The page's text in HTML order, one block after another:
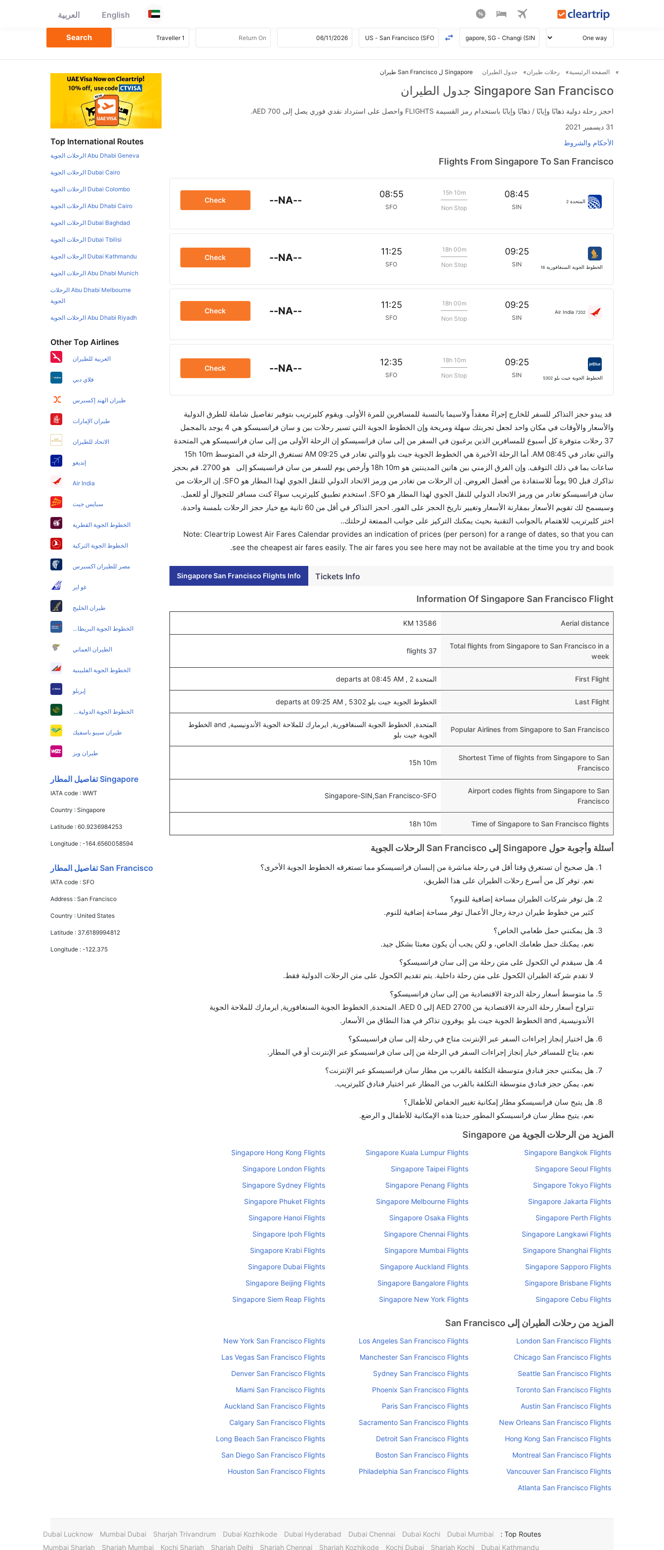
English العربية
الصفحة الرئيسية رحلات طيران جدول الطيران Singapore ل San Francisco طيران
Singapore San Francisco جدول الطيران
احجز رحلة دولية ذهابًا وإيابًا / ذهابًا وإيابًا باستخدام رمز القسيمة FLIGHTS واحصل على استرداد نقدي فوري يصل إلى AED 700.
31 ديسمبر 2021
الأحكام والشروط
Flights From Singapore To San Francisco
المتحدة 2
08:45
SIN
15h 10m
Non Stop
08:55
SFO
--NA--
Check
الخطوط الجوية السنغافورية 16
09:25
SIN
18h 00m
Non Stop
11:25
SFO
--NA--
Check
Air India 7202
09:25
SIN
18h 00m
Non Stop
11:25
SFO
--NA--
Check
الخطوط الجوية جيت بلو 5302
09:25
SIN
18h 10m
Non Stop
12:35
SFO
--NA--
Check
قد يبدو حجز التذاكر للسفر للخارج إجراءً معقداً ولاسيما بالنسبة للمسافرين للمرة الأولى. ويقوم كليرتريب بتوفير تفاصيل شاملة للطرق الدولية
والأسعار والأوقات في مكان واحد لجعل تجربتك سهلة ومريحة وإن الخطوط الجوية التي تسير رحلات بين و سان فرانسيسكو هي 4 يوجد بالمجمل
37 رحلات متوفرة كل أسبوع للمسافرين الذين يرغبون في السفر من إلى سان فرانسيسكو إن الرحلة الأولى من إلى سان فرانسيسكو هي المتحدة
والتي تغادر في 08:45 AM. أما الرحلة الأخيرة هي الخطوط الجوية جيت بلو والتي تغادر في 09:25 AM تستغرق الرحلة في المتوسط 15h 10m
ساعات بما في ذلك التوقف. وإن الفرق الزمني بين هاتين المدينتين هو 18h 10m وأرخص يوم للسفر من سان فرانسيسكو إلى هو 2700. قم بحجز
تذاكرك قبل 90 يوماً للاستفادة من أفضل العروض. إن الرحلات من تغادر من ورمز الاتحاد الدولي للنقل الجوي لهذا المطار هو SFO. إن الرحلات من
سان فرانسيسكو تغادر من ورمز الاتحاد الدولي للنقل الجوي لهذا المطار هو SFO. استخدم تطبيق كليرتريب سواءً كنت مسافر للتجوال أو للعمل.
وسيسمح لك تقويم الأسعار بمقارنة الأسعار وتغيير تاريخ الحجز على الفور. احجز التذاكر في أقل من 60 ثانية مع خيار حجز الرحلات بلمسة واحدة.
اختر كليرتريب للاهتمام بالجوانب التقنية بحيث يمكنك التركيز على جوانب الممتعة لرحلتك..
Note: Cleartrip Lowest Air Fares Calendar provides an indication of prices (per person) for a range of dates, so that you can
see the cheapest air fares easily. The air fares you see here may not be available at the time you try and book.
Singapore San Francisco Flights Info Tickets Info
Information Of Singapore San Francisco Flight
Aerial distance
13586 KM
Total flights from Singapore to San Francisco in a
week
37 flights
First Flight المتحدة 2 , departs at 08:45 AM
Last Flight الخطوط الجوية جيت بلو 5302 , departs at 09:25 AM
Popular Airlines from Singapore to San Francisco
المتحدة, الخطوط الجوية السنغافورية, ايرمارك للملاحة الجوية الأندونيسية, and الخطوط
الجوية جيت بلو
Shortest Time of flights from Singapore to San
Francisco
15h 10m
Airport codes flights from Singapore to San
Francisco
Singapore-SIN,San Francisco-SFO
Time of Singapore to San Francisco flights
18h 10m
أسئلة وأجوبة حول Singapore إلى San Francisco الرحلات الجوية
هل صحيح أن تستغرق وقتا أقل في رحلة مباشرة من إلىسان فرانسيسكو مما تستغرقه الخطوط الجوية الأخرى؟
نعم. توفر كل من أسرع رحلات الطيران على هذا الطريق،
هل توفر شركات الطيران مساحة إضافية للنوم؟
كثير من خطوط طيران درجة رجال الأعمال توفر مساحة إضافية للنوم.
هل يمكنني حمل طعامي الخاص؟
نعم، يمكنك حمل طعامك الخاص، و لكن يجب أن يكون معبئا بشكل جيد.
هل سيقدم لي الكحول على متن رحلة من إلى سان فرانسيسكو؟
لا تقدم شركة الطيران الكحول على متن رحلة داخلية. يتم تقديم الكحول على متن الرحلات الدولية فقط.
ما متوسط أسعار رحلة الدرجة الاقتصادية من إلى سان فرانسيسكو؟
تتراوح أسعار رحلة الدرجة الاقتصادية من AED 2700 إلى AED 0. المتحدة, الخطوط الجوية السنغافورية, ايرمارك للملاحة الجوية
الأندونيسية, and الخطوط الجوية جيت بلو يوفرون تذاكر في هذا النطاق من الأسعار.
هل اختيار إنجاز إجراءات السفر عبر الإنترنت متاح في رحلة إلى سان فرانسيسكو؟
نعم، يتاح للمسافر خيار إنجاز إجراءات السفر في الرحلة من إلى سان فرانسيسكو عبر الإنترنت أو في المطار.
هل يمكنني حجز فنادق متوسطة التكلفة بالقرب من مطار سان فرانسيسكو عبر الإنترنت؟
نعم، يمكن حجز فنادق متوسطة التكلفة بالقرب من المطار عبر اختيار فنادق كليرتريب.
هل يتيح سان فرانسيسكو مطار إمكانية تغيير الحفاض للأطفال؟
نعم، يتيح مطار سان فرانسيسكو المطور حديثا هذه الإمكانية للأطفال و الرضع.
المزيد من الرحلات الجوية من Singapore
Singapore Bangkok Flights
Singapore Kuala Lumpur Flights
Singapore Hong Kong Flights
Singapore Seoul Flights
Singapore Taipei Flights
Singapore London Flights
Singapore Tokyo Flights
Singapore Penang Flights
Singapore Sydney Flights
Singapore Jakarta Flights
Singapore Melbourne Flights
Singapore Phuket Flights
Singapore Perth Flights
Singapore Osaka Flights
Singapore Hanoi Flights
Singapore Langkawi Flights
Singapore Chennai Flights
Singapore Ipoh Flights
Singapore Shanghai Flights
Singapore Mumbai Flights
Singapore Krabi Flights
Singapore Sapporo Flights
Singapore Auckland Flights
Singapore Dubai Flights
Singapore Brisbane Flights
Singapore Bangalore Flights
Singapore Beijing Flights
Singapore Cebu Flights
Singapore New York Flights
Singapore Siem Reap Flights
المزيد من رحلات الطيران إلى San Francisco
London San Francisco Flights
Los Angeles San Francisco Flights
New York San Francisco Flights
Chicago San Francisco Flights
Manchester San Francisco Flights
Las Vegas San Francisco Flights
Seattle San Francisco Flights
Sydney San Francisco Flights
Denver San Francisco Flights
Toronto San Francisco Flights
Phoenix San Francisco Flights
Miami San Francisco Flights
Austin San Francisco Flights
Paris San Francisco Flights
Auckland San Francisco Flights
New Orleans San Francisco Flights
Sacramento San Francisco Flights
Calgary San Francisco Flights
Hong Kong San Francisco Flights
Detroit San Francisco Flights
Long Beach San Francisco Flights
Montreal San Francisco Flights
Boston San Francisco Flights
San Diego San Francisco Flights
Vancouver San Francisco Flights
Philadelphia San Francisco Flights
Houston San Francisco Flights
Atlanta San Francisco Flights
Top International Routes
Abu Dhabi Geneva الرحلات الجوية
Dubai Cairo الرحلات الجوية
Dubai Colombo الرحلات الجوية
Abu Dhabi Cairo الرحلات الجوية
Dubai Baghdad الرحلات الجوية
Dubai Tbilisi الرحلات الجوية
Dubai Kathmandu الرحلات الجوية
Abu Dhabi Munich الرحلات الجوية
Abu Dhabi Melbourne الرحلات
الجوية
Abu Dhabi Riyadh الرحلات الجوية
Other Top Airlines
العربية للطيران
فلاي دبي
طيران الهند إكسبرس
طيران الإمارات
الاتحاد للطيران
إنديغو
Air India
سبايس جيت
الخطوط الجوية القطرية
الخطوط الجوية التركية
مصر للطيران اكسبرس
غو اير
طيران الخليج
الخطوط الجوية البريطانية
الطيران العماني
الخطوط الجوية الفلبينية
إيربلو
الخطوط الجوية الدولية الباكستانية
طيران سيبو باسفيك
طيران ويز
Singapore تفاصيل المطار
IATA code :WWT
Country :Singapore
Latitude :60.9236984253
Longitude :-164.6560058594
San Francisco تفاصيل المطار
IATA code :SFO
Address :San Francisco
Country : United States
Latitude : 37.6189994812
Longitude :-122.375
Top Routes :
Dubai Mumbai
Dubai Kochi
Dubai Chennai
Dubai Hyderabad
Dubai Kozhikode
Sharjah Trivandrum
Mumbai Dubai
Dubai Lucknow
Dubai Kathmandu
Sharjah Kochi
Kochi Dubai
Sharjah Kozhikode
Sharjah Chennai
Sharjah Delhi
Kochi Sharjah
Sharjah Mumbai
Mumbai Sharjah